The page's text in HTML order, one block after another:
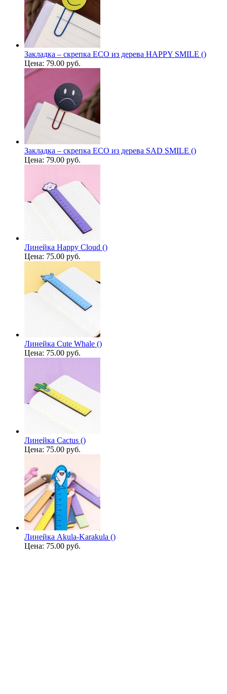
Закладка – скрепка ECO из дерева HAPPY SMILE ()
Цена: 79.00 руб.
Закладка – скрепка ECO из дерева SAD SMILE ()
Цена: 79.00 руб.
Линейка Happy Cloud ()
Цена: 75.00 руб.
Линейка Cute Whale ()
Цена: 75.00 руб.
Линейка Cactus ()
Цена: 75.00 руб.
Линейка Akula-Karakula ()
Цена: 75.00 руб.